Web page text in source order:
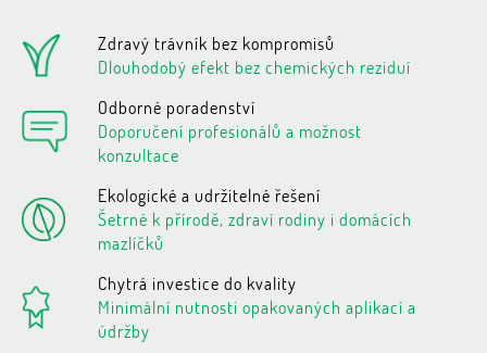
Zdravý trávník bez kompromisů
Dlouhodobý efekt bez chemických reziduí
Odborné poradenství
Doporučení profesionálů a možnost
konzultace
Ekologické a udržitelné řešení
Šetrné k přírodě, zdraví rodiny i domácích
mazlíčků
Chytrá investice do kvality
Minimální nutnosti opakovaných aplikací a
údržby